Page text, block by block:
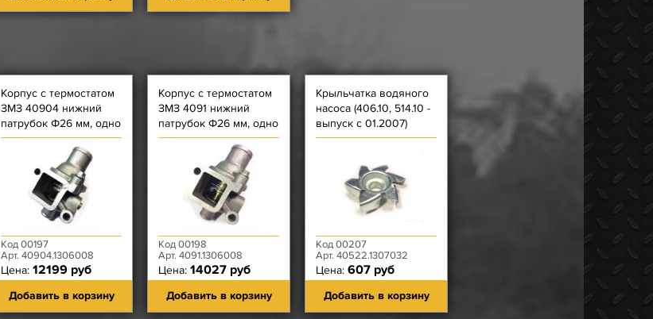
Корпус с термостатом
ЗМЗ 40904 нижний
патрубок Ф26 мм, одно
скв отверстие с
резьбой, с пробкой
Код 00197
Арт. 40904.1306008
Цена: 12199 руб
Добавить в корзину
Корпус с термостатом
ЗМЗ 4091 нижний
патрубок Ф26 мм, одно
скв отвер-е с резьбой,
без пробки слева)
Код 00198
Арт. 4091.1306008
Цена: 14027 руб
Добавить в корзину
Крыльчатка водяного
насоса (406.10, 514.10 -
выпуск с 01.2007)
Код 00207
Арт. 40522.1307032
Цена: 607 руб
Добавить в корзину